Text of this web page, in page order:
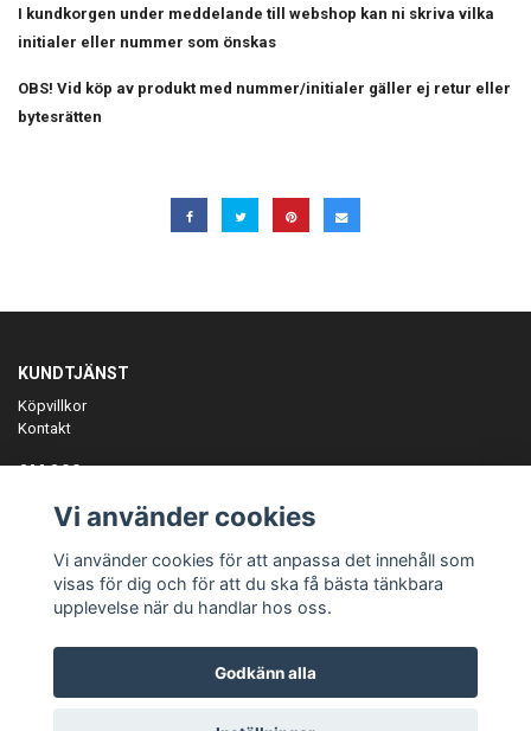
I kundkorgen under meddelande till webshop kan ni skriva vilka
initialer eller nummer som önskas
OBS! Vid köp av produkt med nummer/initialer gäller ej retur eller
bytesrätten
KUNDTJÄNST
Köpvillkor
Kontakt
OM OSS
ANMÄL DIG TILL VÅRT NYHETSBREV
Prenumerera
Vi använder cookies
Vi använder cookies för att anpassa det innehåll som
visas för dig och för att du ska få bästa tänkbara
upplevelse när du handlar hos oss.
Godkänn alla